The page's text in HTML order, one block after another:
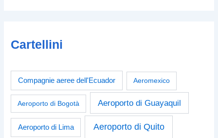
Cartellini
Compagnie aeree dell'Ecuador Aeromexico
Aeroporto di Bogotà Aeroporto di Guayaquil
Aeroporto di Lima Aeroporto di Quito